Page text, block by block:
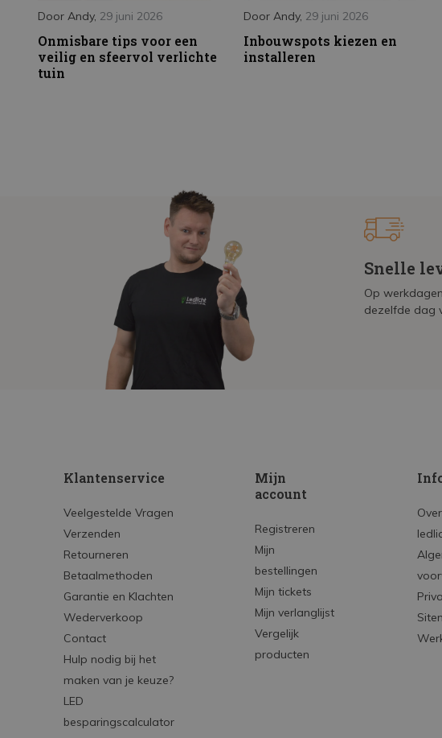
Door Andy, 29 juni 2026
Onmisbare tips voor een
veilig en sfeervol verlichte
tuin
Door Andy, 29 juni 2026
Inbouwspots kiezen en
installeren
Snelle
Op
dezelfde dag
Klantenservice
Veelgestelde Vragen
Verzenden
Retourneren
Betaalmethoden
Garantie en Klachten
Wederverkoop
Contact
Hulp nodig bij het
maken van je keuze?
LED
besparingscalculator
Mijn
account
Registreren
Mijn
bestellingen
Mijn tickets
Mijn verlanglijst
Vergelijk
producten
Over